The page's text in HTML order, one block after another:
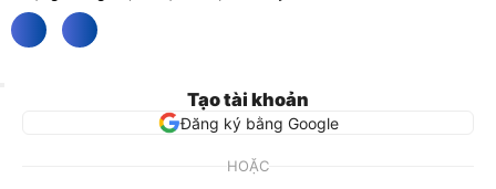
Tạo tài khoản
Đăng ký bằng Google
HOẶC